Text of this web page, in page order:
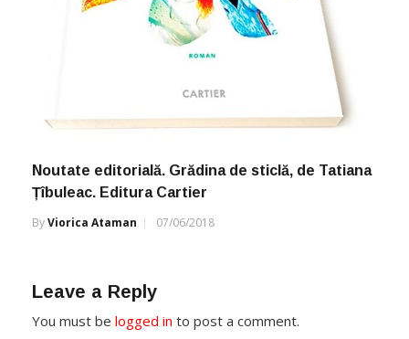
Noutate editorială. Grădina de sticlă, de Tatiana
Țîbuleac. Editura Cartier
ByViorica Ataman 07/06/2018
Leave a Reply
You must be logged in to post a comment.